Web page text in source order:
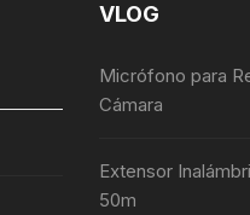
VLOG
Micrófono para
Cámara
Extensor
50m